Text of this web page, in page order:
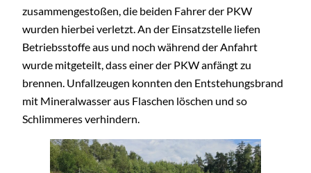
zusammengestoßen, die beiden Fahrer der PKW
wurden hierbei verletzt. An der Einsatzstelle liefen
Betriebsstoffe aus und noch während der Anfahrt
wurde mitgeteilt, dass einer der PKW anfängt zu
brennen. Unfallzeugen konnten den Entstehungsbrand
mit Mineralwasser aus Flaschen löschen und so
Schlimmeres verhindern.